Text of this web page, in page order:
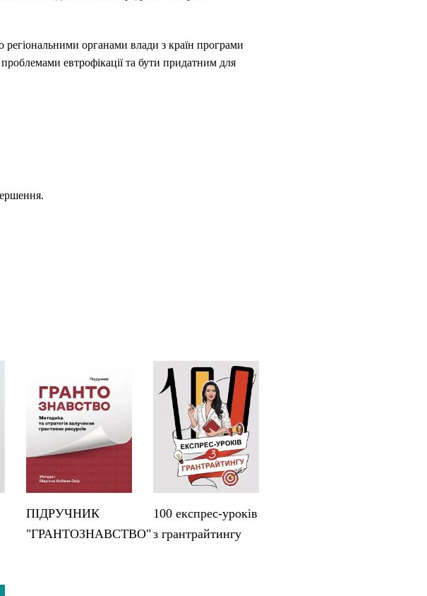
органами влади з країн програми
евтрофікації та бути придатним для
ПІДРУЧНИК
"ГРАНТОЗНАВСТВО"
100 експрес-уроків
з грантрайтингу